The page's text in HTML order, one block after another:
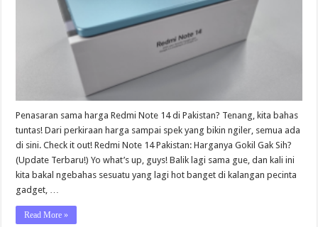
Sih?
(Update
Terbaru!)
Penasaran sama harga Redmi Note 14 di Pakistan? Tenang, kita bahas
tuntas! Dari perkiraan harga sampai spek yang bikin ngiler, semua ada
di sini. Check it out! Redmi Note 14 Pakistan: Harganya Gokil Gak Sih?
(Update Terbaru!) Yo what’s up, guys! Balik lagi sama gue, dan kali ini
kita bakal ngebahas sesuatu yang lagi hot banget di kalangan pecinta
gadget, …
Read More »